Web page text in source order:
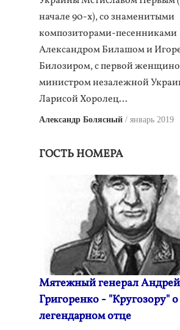
начале 90-х), со знаменитыми
композиторами-песенниками
Александром Билашом и
Билозиром, с первой
министром незалежной
Ларисой Хоролец…
Александр Болясный январь 2019
ГОСТЬ НОМЕРА
Мятежный генерал Андрей
Григоренко - "Кругозору"
легендарном отце